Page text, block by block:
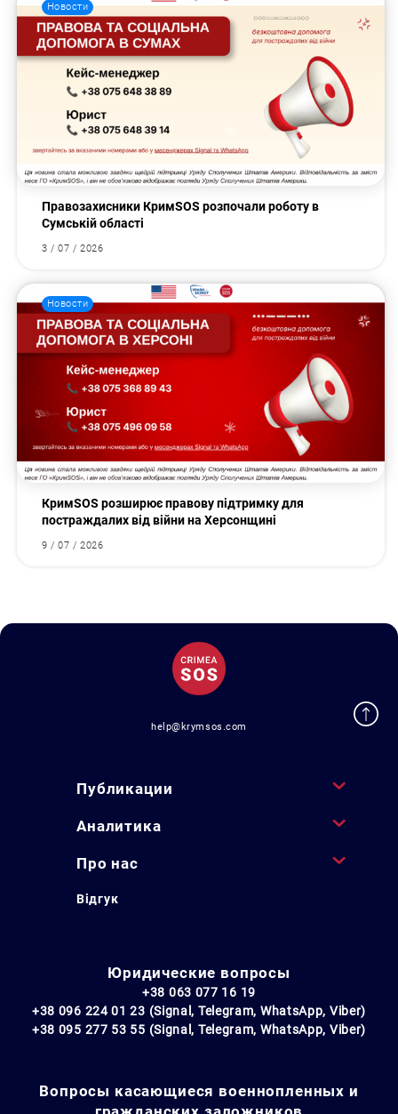
Новости
Правозахисники КримSOS розпочали роботу в
Сумській області
3 / 07 / 2026
Новости
КримSOS розширює правову підтримку для
постраждалих від війни на Херсонщині
9 / 07 / 2026
help@krymsos.com
Публикации
Аналитика
Про нас
Відгук
Юридические вопросы
+38 063 077 16 19
+38 096 224 01 23 (Signal, Telegram, WhatsApp, Viber)
+38 095 277 53 55 (Signal, Telegram, WhatsApp, Viber)
Вопросы касающиеся военнопленных и